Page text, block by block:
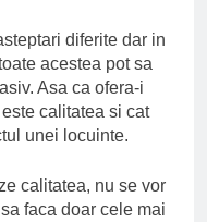
diferite dar in
acestea pot sa
Asa ca ofera-i
calitatea si cat
unei locuinte.
calitatea, nu se vor
faca doar cele mai